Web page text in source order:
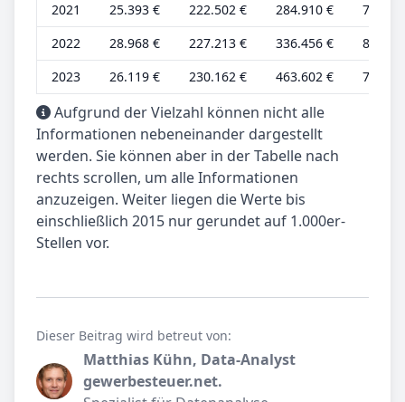
2021
25.393 € 222.502 € 284.910 €
7.695 €
2022
28.968 € 227.213 € 336.456 €
8.778 €
2023
26.119 € 230.162 € 463.602 € 7.915 €
Aufgrund der Vielzahl können nicht alle
Informationen nebeneinander dargestellt
werden. Sie können aber in der Tabelle nach
rechts scrollen, um alle Informationen
anzuzeigen. Weiter liegen die Werte bis
einschließlich 2015 nur gerundet auf 1.000er-
Stellen vor.
Dieser Beitrag wird betreut von:
Matthias Kühn, Data-Analyst
gewerbesteuer.net.